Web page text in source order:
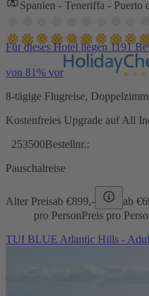
Spanien - Teneriffa - Puerto
Für dieses Hotel liegen 1191
von 81% vor
8-tägige Flugreise,
Kostenfreies Upgrade auf All
253500Bestellnr.:
Pauschalreise
Alter Preisab €899,- ab €
pro PersonPreis pro
TUI BLUE Atlantic Hills -